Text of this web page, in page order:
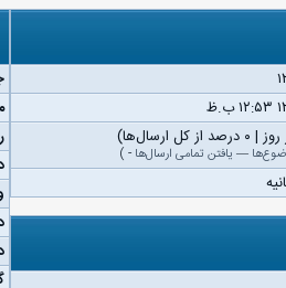
— یافتن تمامی ارسال‌ها -
)